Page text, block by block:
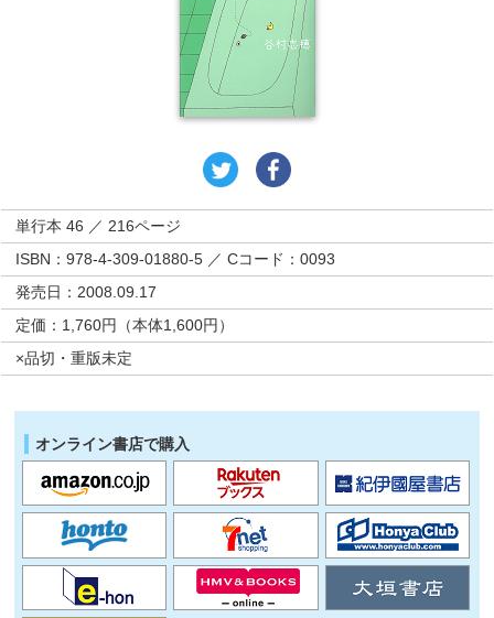
単行本 46 ／ 216ページ
ISBN：978-4-309-01880-5 ／ Cコード：0093
発売日：2008.09.17
定価：1,760円（本体1,600円）
×品切・重版未定
オンライン書店で購入